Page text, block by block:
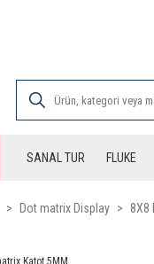
SANAL TUR FLUKE
Dot matrix Display 8X8